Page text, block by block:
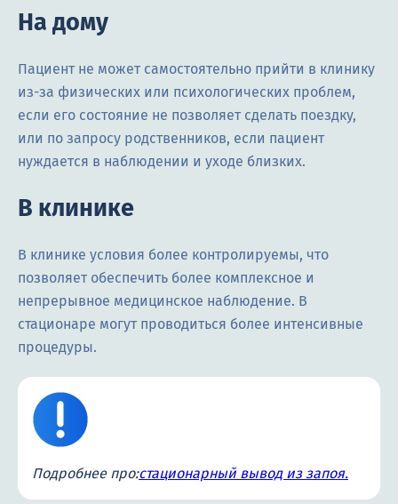
На дому
Пациент не может самостоятельно прийти в клинику
из-за физических или психологических проблем,
если его состояние не позволяет сделать поездку,
или по запросу родственников, если пациент
нуждается в наблюдении и уходе близких.
В клинике
В клинике условия более контролируемы, что
позволяет обеспечить более комплексное и
непрерывное медицинское наблюдение. В
стационаре могут проводиться более интенсивные
процедуры.
Подробнее про:стационарный вывод из запоя.